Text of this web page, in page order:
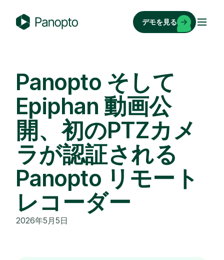
o
p
t
o
デモを見る
Panopto そして
Epiphan 動画公
開、初のPTZカメ
ラが認証される
Panopto リモート
レコーダー
2026年5月5日